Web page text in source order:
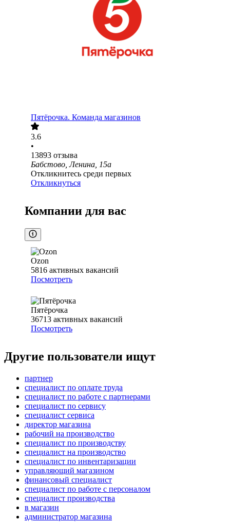
Пятёрочка. Команда магазинов
3.6
•
13893 отзыва
Бабстово, Ленина, 15а
Откликнитесь среди первых
Откликнуться
Компании для вас
Ozon
5816 активных вакансий
Посмотреть
Пятёрочка
36713 активных вакансий
Посмотреть
Другие пользователи ищут
партнер
специалист по оплате труда
специалист по работе с партнерами
специалист по сервису
специалист сервиса
директор магазина
рабочий на производство
специалист по производству
специалист на производство
специалист по инвентаризации
управляющий магазином
финансовый специалист
специалист по работе с персоналом
специалист производства
в магазин
администратор магазина